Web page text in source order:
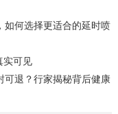
何选择更适合的延时喷
实可见
退？行家揭秘背后健康